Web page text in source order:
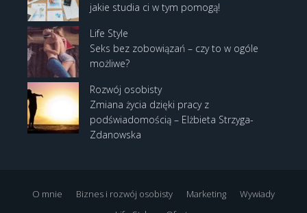
jakie studia ci w tym pomogą!
Life Style
Seks bez zobowiązań – czy to w ogóle
możliwe?
Rozwój osobisty
Zmiana życia dzięki pracy z
podświadomością – Elżbieta Strzyga-
Zdanowska
O mnie Biznes i rozwój osobisty Marketing
Wywiady